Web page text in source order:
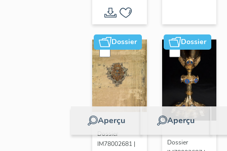
Dossier
Aperçu
Dossier
IM78002681 |
Dossier
Aperçu
Dossier